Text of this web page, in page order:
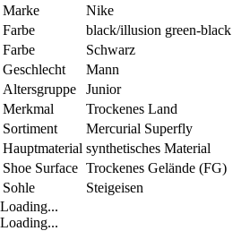
Marke
Nike
Farbe
black/illusion green-black
Farbe
Schwarz
Geschlecht
Mann
Altersgruppe
Junior
Merkmal
Trockenes Land
Sortiment
Mercurial Superfly
Hauptmaterial synthetisches Material
Shoe Surface Trockenes Gelände (FG)
Sohle
Steigeisen
Loading...
Loading...